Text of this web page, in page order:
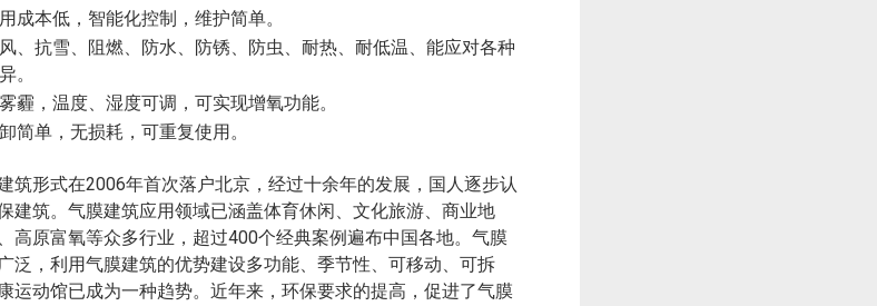
成本低，智能化控制，维护简单。
、抗雪、阻燃、防水、防锈、防虫、耐热、耐低温、能应对各种
。
霾，温度、湿度可调，可实现增氧功能。
简单，无损耗，可重复使用。
筑形式在2006年首次落户北京，经过十余年的发展，国人逐步认
建筑。气膜建筑应用领域已涵盖体育休闲、文化旅游、商业地
高原富氧等众多行业，超过400个经典案例遍布中国各地。气膜
泛，利用气膜建筑的优势建设多功能、季节性、可移动、可拆
运动馆已成为一种趋势。近年来，环保要求的提高，促进了气膜